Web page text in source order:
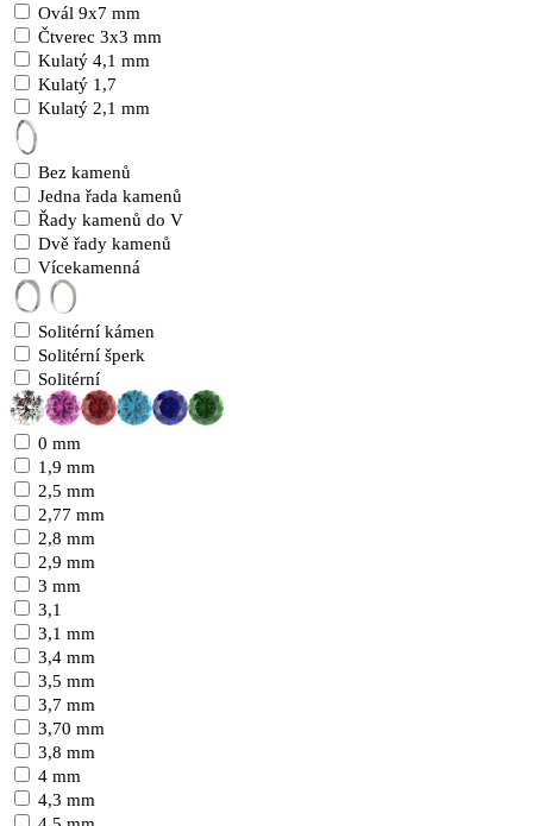
Ovál 9x7 mm
Čtverec 3x3 mm
Kulatý 4,1 mm
Kulatý 1,7
Kulatý 2,1 mm
Bez kamenů
Jedna řada kamenů
Řady kamenů do V
Dvě řady kamenů
Vícekamenná
Solitérní kámen
Solitérní šperk
Solitérní
0 mm
1,9 mm
2,5 mm
2,77 mm
2,8 mm
2,9 mm
3 mm
3,1
3,1 mm
3,4 mm
3,5 mm
3,7 mm
3,70 mm
3,8 mm
4 mm
4,3 mm